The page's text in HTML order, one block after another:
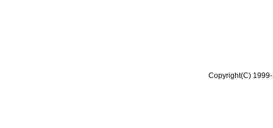
Copyright(C)